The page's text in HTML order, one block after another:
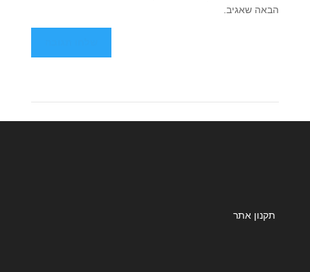
הבאה שאגיב.
תקנון אתר